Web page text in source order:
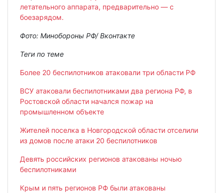
летательного аппарата, предварительно — с
боезарядом.
Фото: Минобороны РФ/ Вконтакте
Теги по теме
Более 20 беспилотников атаковали три области РФ
ВСУ атаковали беспилотниками два региона РФ, в
Ростовской области начался пожар на
промышленном объекте
Жителей поселка в Новгородской области отселили
из домов после атаки 20 беспилотников
Девять российских регионов атакованы ночью
беспилотниками
Крым и пять регионов РФ были атакованы